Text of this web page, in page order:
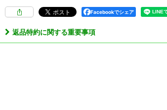
Facebookでシェア
返品特約に関する重要事項